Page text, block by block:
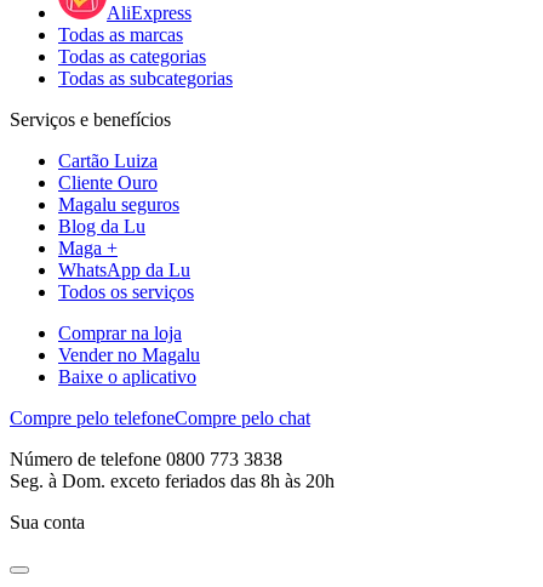
AliExpress
Todas as marcas
Todas as categorias
Todas as subcategorias
Serviços e benefícios
Cartão Luiza
Cliente Ouro
Magalu seguros
Blog da Lu
Maga +
WhatsApp da Lu
Todos os serviços
Comprar na loja
Vender no Magalu
Baixe o aplicativo
Compre pelo telefoneCompre pelo chat
Número de telefone 0800 773 3838
Seg. à Dom. exceto feriados das 8h às 20h
Sua conta